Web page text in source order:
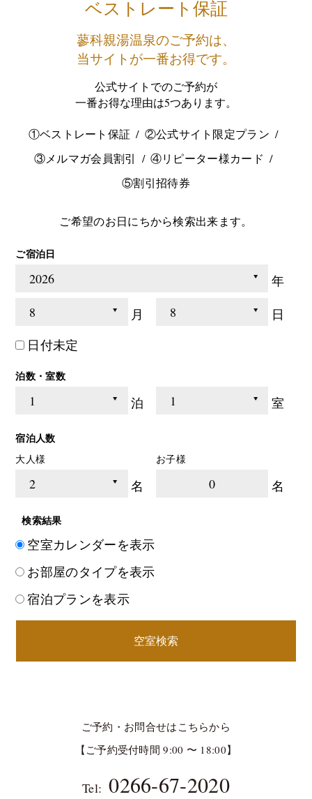
ベストレート保証
蓼科親湯温泉のご予約は、
当サイトが一番お得です。
公式サイトでのご予約が
一番お得な理由は5つあります。
①ベストレート保証
②公式サイト限定プラン
③メルマガ会員割引
④リピーター様カード
⑤割引招待券
ご希望のお日にちから検索出来ます。
ご宿泊日
年
月
日
日付未定
泊数・室数
泊 室
宿泊人数
大人様
名
お子様
0 名
検索結果
空室カレンダーを表示
お部屋のタイプを表示
宿泊プランを表示
空室検索
ご予約・お問合せはこちらから
【ご予約受付時間 9:00 〜 18:00】
Tel: 0266-67-2020